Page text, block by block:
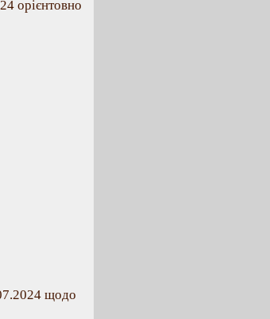
орієнтовно
щодо